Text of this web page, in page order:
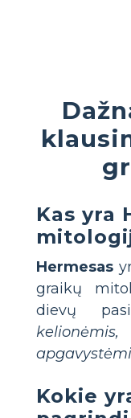
Kas yra
Hermesas
graikų
dievų
Kokie